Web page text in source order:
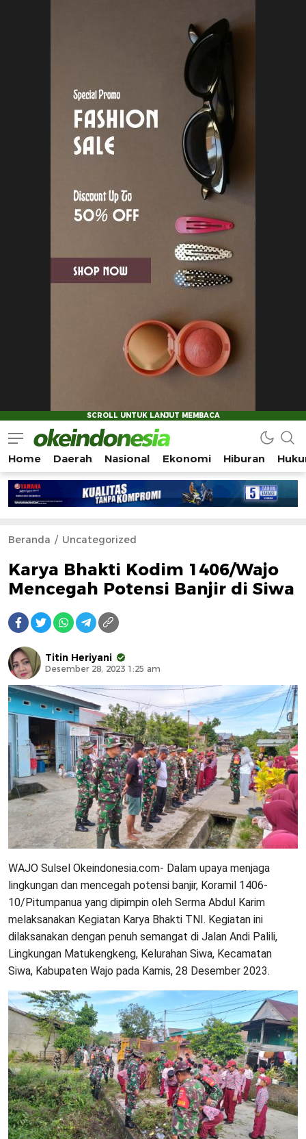
Okeindonesia.Online
Mengonlinekan Indonesia Secara Utuh
Home Daerah Nasional Ekonomi Hiburan
Beranda Uncategorized
Karya Bhakti Kodim 1406/Wajo
Mencegah Potensi Banjir di Siwa
Titin Heriyani
Desember 28, 2023 1:25 am
WAJO Sulsel Okeindonesia.com- Dalam upaya menjaga
lingkungan dan mencegah potensi banjir, Koramil 1406-
10/Pitumpanua yang dipimpin oleh Serma Abdul Karim
melaksanakan Kegiatan Karya Bhakti TNI. Kegiatan ini
dilaksanakan dengan penuh semangat di Jalan Andi Palili,
Lingkungan Matukengkeng, Kelurahan Siwa, Kecamatan
Siwa, Kabupaten Wajo pada Kamis, 28 Desember 2023.